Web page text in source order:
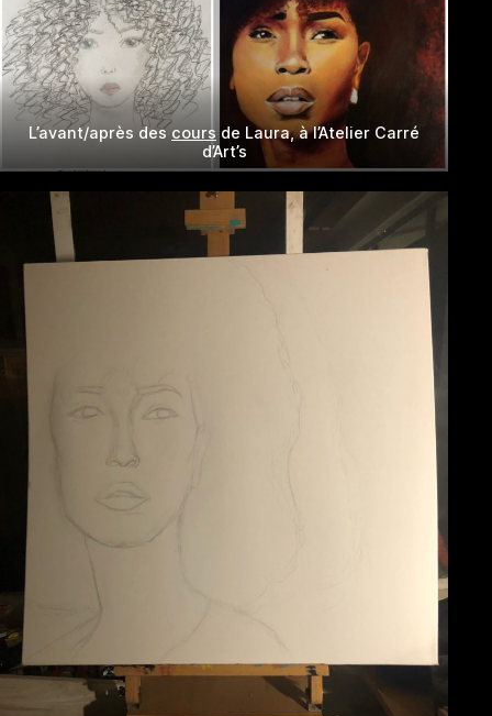
L’avant/après des cours de Laura, à l’Atelier Carré
d’Art’s